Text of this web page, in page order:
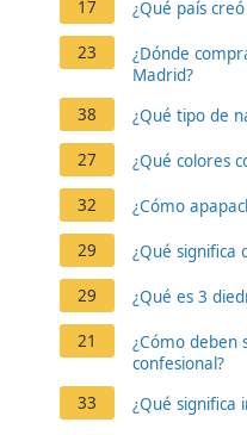
17
¿Qué país
23
¿Dónde
Madrid?
38
¿Qué tipo de
27 ¿Qué colores
32 ¿Cómo
29 ¿Qué significa
29 ¿Qué es 3
21
¿Cómo deben
confesional?
33
¿Qué significa